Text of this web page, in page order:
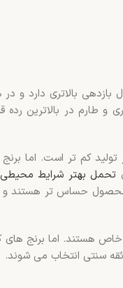
بالاتری دارد و در
و طارم در بالاترین رده
کم تر است. اما برنج
تحمل بهتر شرایط
محصول حساس تر هستند و
خاص هستند. اما برنج های
سنتی انتخاب می شوند.